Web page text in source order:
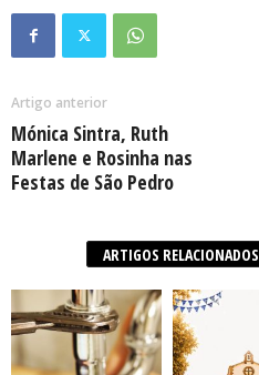
Artigo anterior
Mónica Sintra, Ruth
Marlene e Rosinha nas
Festas de São Pedro
ARTIGOS RELACIONADOS